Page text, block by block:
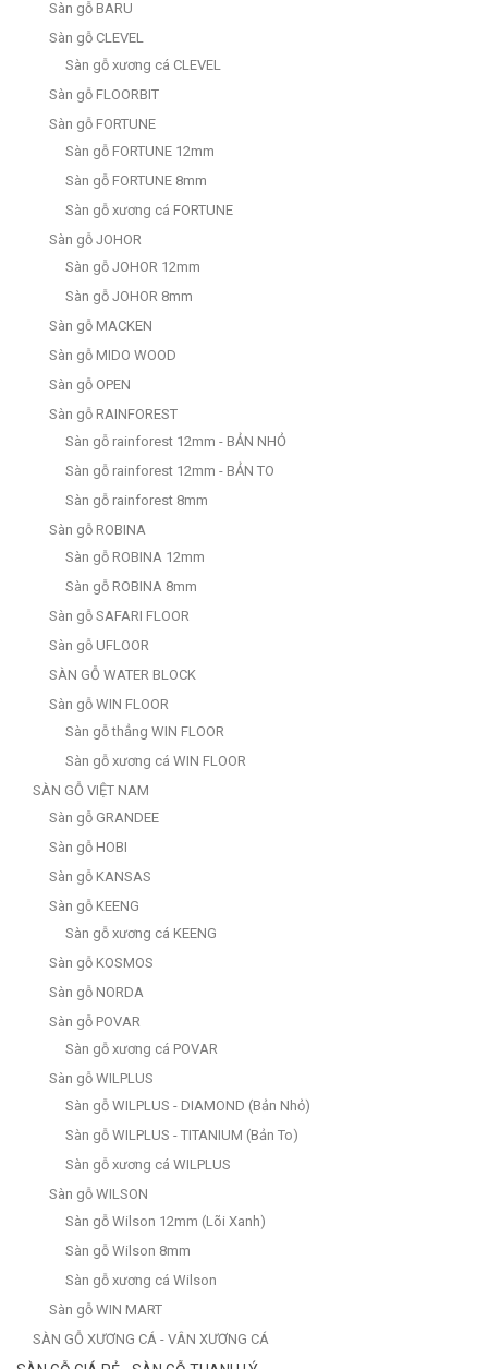
Sàn gỗ BARU
Sàn gỗ CLEVEL
Sàn gỗ xương cá CLEVEL
Sàn gỗ FLOORBIT
Sàn gỗ FORTUNE
Sàn gỗ FORTUNE 12mm
Sàn gỗ FORTUNE 8mm
Sàn gỗ xương cá FORTUNE
Sàn gỗ JOHOR
Sàn gỗ JOHOR 12mm
Sàn gỗ JOHOR 8mm
Sàn gỗ MACKEN
Sàn gỗ MIDO WOOD
Sàn gỗ OPEN
Sàn gỗ RAINFOREST
Sàn gỗ rainforest 12mm - BẢN NHỎ
Sàn gỗ rainforest 12mm - BẢN TO
Sàn gỗ rainforest 8mm
Sàn gỗ ROBINA
Sàn gỗ ROBINA 12mm
Sàn gỗ ROBINA 8mm
Sàn gỗ SAFARI FLOOR
Sàn gỗ UFLOOR
SÀN GỖ WATER BLOCK
Sàn gỗ WIN FLOOR
Sàn gỗ thẳng WIN FLOOR
Sàn gỗ xương cá WIN FLOOR
SÀN GỖ VIỆT NAM
Sàn gỗ GRANDEE
Sàn gỗ HOBI
Sàn gỗ KANSAS
Sàn gỗ KEENG
Sàn gỗ xương cá KEENG
Sàn gỗ KOSMOS
Sàn gỗ NORDA
Sàn gỗ POVAR
Sàn gỗ xương cá POVAR
Sàn gỗ WILPLUS
Sàn gỗ WILPLUS - DIAMOND (Bản Nhỏ)
Sàn gỗ WILPLUS - TITANIUM (Bản To)
Sàn gỗ xương cá WILPLUS
Sàn gỗ WILSON
Sàn gỗ Wilson 12mm (Lõi Xanh)
Sàn gỗ Wilson 8mm
Sàn gỗ xương cá Wilson
Sàn gỗ WIN MART
SÀN GỖ XƯƠNG CÁ - VÂN XƯƠNG CÁ